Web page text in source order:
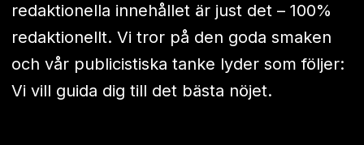
redaktionella innehållet är just det – 100%
redaktionellt. Vi tror på den goda smaken
och vår publicistiska tanke lyder som följer:
Vi vill guida dig till det bästa nöjet.